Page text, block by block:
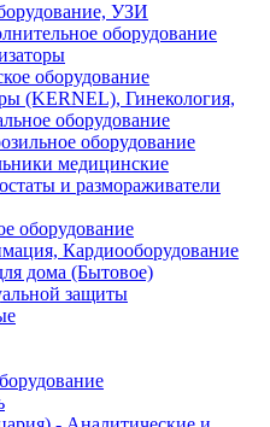
УЗИ
оборудование
оборудование
(KERNEL), Гинекология,
оборудование
оборудование
медицинские
и размораживатели
оборудование
Кардиооборудование
дома (Бытовое)
защиты